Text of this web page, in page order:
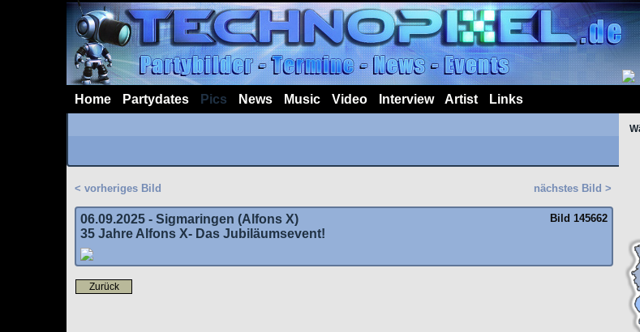
Home Partydates Pics News Music Video Interview Artist Links
nächstes Bild >
< vorheriges Bild
Bild 145662
06.09.2025 - Sigmaringen (Alfons X)
35 Jahre Alfons X- Das Jubiläumsevent!